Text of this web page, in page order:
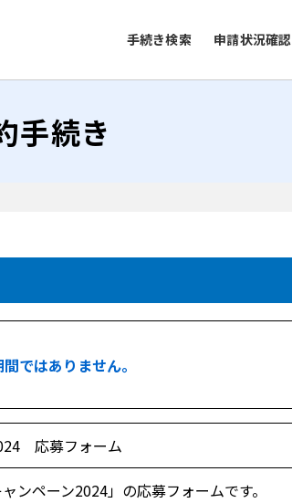
手続き検索 申請状況確認
手続き
ではありません。
応募フォーム
ンペーン2024」の応募フォームです。